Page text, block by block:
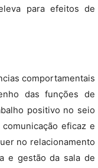
para efeitos de
comportamentais
das funções de
positivo no seio
eficaz e
no relacionamento
e gestão da sala de